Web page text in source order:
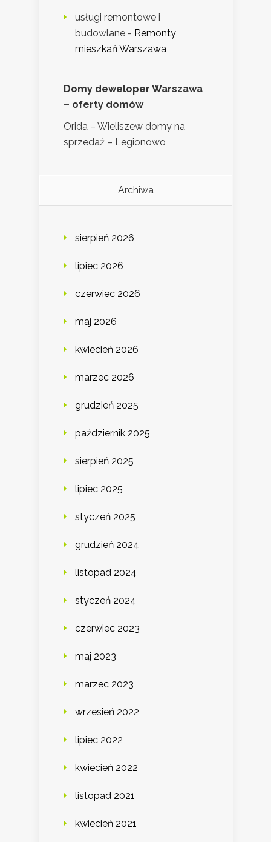
usługi remontowe i
budowlane - Remonty
mieszkań Warszawa
Domy deweloper Warszawa
– oferty domów
Orida – Wieliszew domy na
sprzedaż – Legionowo
Archiwa
sierpień 2026
lipiec 2026
czerwiec 2026
maj 2026
kwiecień 2026
marzec 2026
grudzień 2025
październik 2025
sierpień 2025
lipiec 2025
styczeń 2025
grudzień 2024
listopad 2024
styczeń 2024
czerwiec 2023
maj 2023
marzec 2023
wrzesień 2022
lipiec 2022
kwiecień 2022
listopad 2021
kwiecień 2021